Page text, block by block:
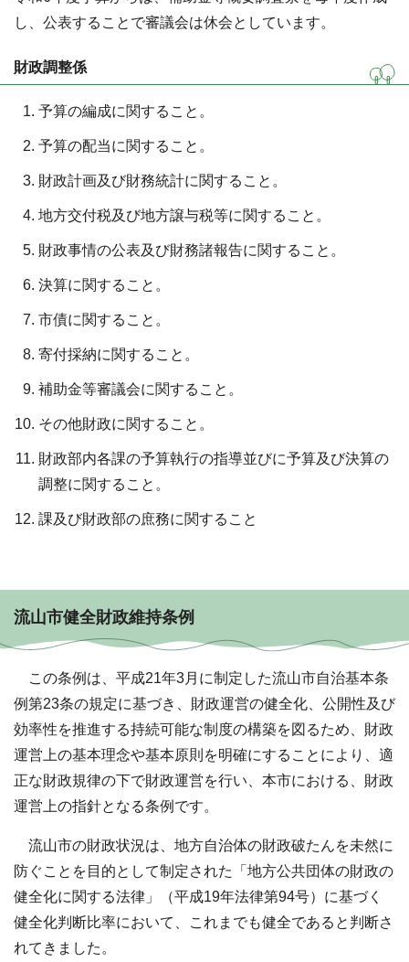
し、公表することで審議会は休会としています。
財政調整係
予算の編成に関すること。
予算の配当に関すること。
財政計画及び財務統計に関すること。
地方交付税及び地方譲与税等に関すること。
財政事情の公表及び財務諸報告に関すること。
決算に関すること。
市債に関すること。
寄付採納に関すること。
補助金等審議会に関すること。
その他財政に関すること。
財政部内各課の予算執行の指導並びに予算及び決算の
調整に関すること。
課及び財政部の庶務に関すること
流山市健全財政維持条例
この条例は、平成21年3月に制定した流山市自治基本条
例第23条の規定に基づき、財政運営の健全化、公開性及び
効率性を推進する持続可能な制度の構築を図るため、財政
運営上の基本理念や基本原則を明確にすることにより、適
正な財政規律の下で財政運営を行い、本市における、財政
運営上の指針となる条例です。
流山市の財政状況は、地方自治体の財政破たんを未然に
防ぐことを目的として制定された「地方公共団体の財政の
健全化に関する法律」（平成19年法律第94号）に基づく
健全化判断比率において、これまでも健全であると判断さ
れてきました。